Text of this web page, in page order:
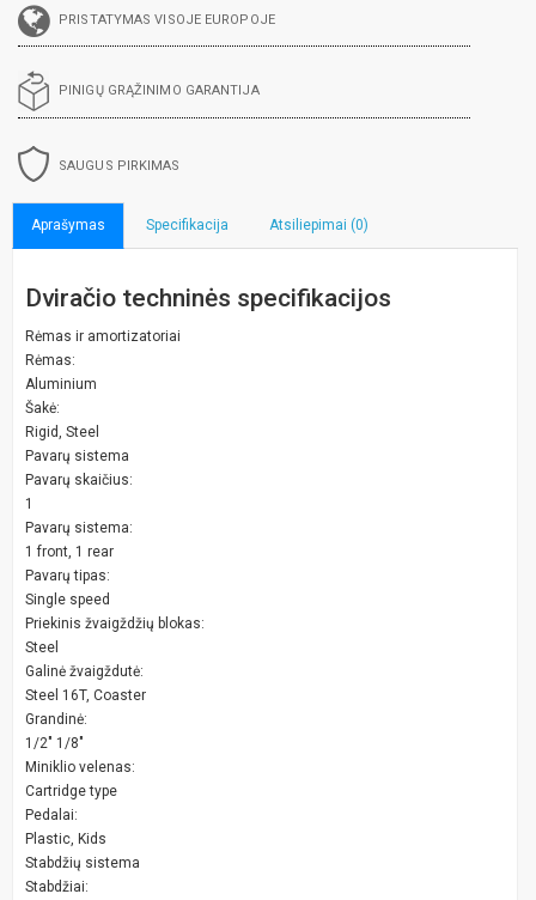
PRISTATYMAS VISOJE EUROPOJE
PINIGŲ GRĄŽINIMO GARANTIJA
SAUGUS PIRKIMAS
Aprašymas Specifikacija Atsiliepimai (0)
Dviračio techninės specifikacijos
Rėmas ir amortizatoriai
Rėmas:
Aluminium
Šakė:
Rigid, Steel
Pavarų sistema
Pavarų skaičius:
1
Pavarų sistema:
1 front, 1 rear
Pavarų tipas:
Single speed
Priekinis žvaigždžių blokas:
Steel
Galinė žvaigždutė:
Steel 16T, Coaster
Grandinė:
1/2" 1/8"
Miniklio velenas:
Cartridge type
Pedalai:
Plastic, Kids
Stabdžių sistema
Stabdžiai: